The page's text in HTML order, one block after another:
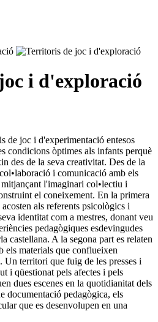
i d'exploració
de joc i d'experimentació entesos
condicions òptimes als infants perquè
des de la seva creativitat. Des de la
i comunicació amb els
l'imaginari col•lectiu i
el coneixement. En la primera
als referents psicològics i
identitat com a mestres, donant veu
pedagògiques esdevingudes
castellana. A la segona part es relaten
els materials que conflueixen
Un territori que fuig de les presses i
i qüestionat pels afectes i pels
dues escenes en la quotidianitat dels
documentació pedagògica, els
que es desenvolupen en una